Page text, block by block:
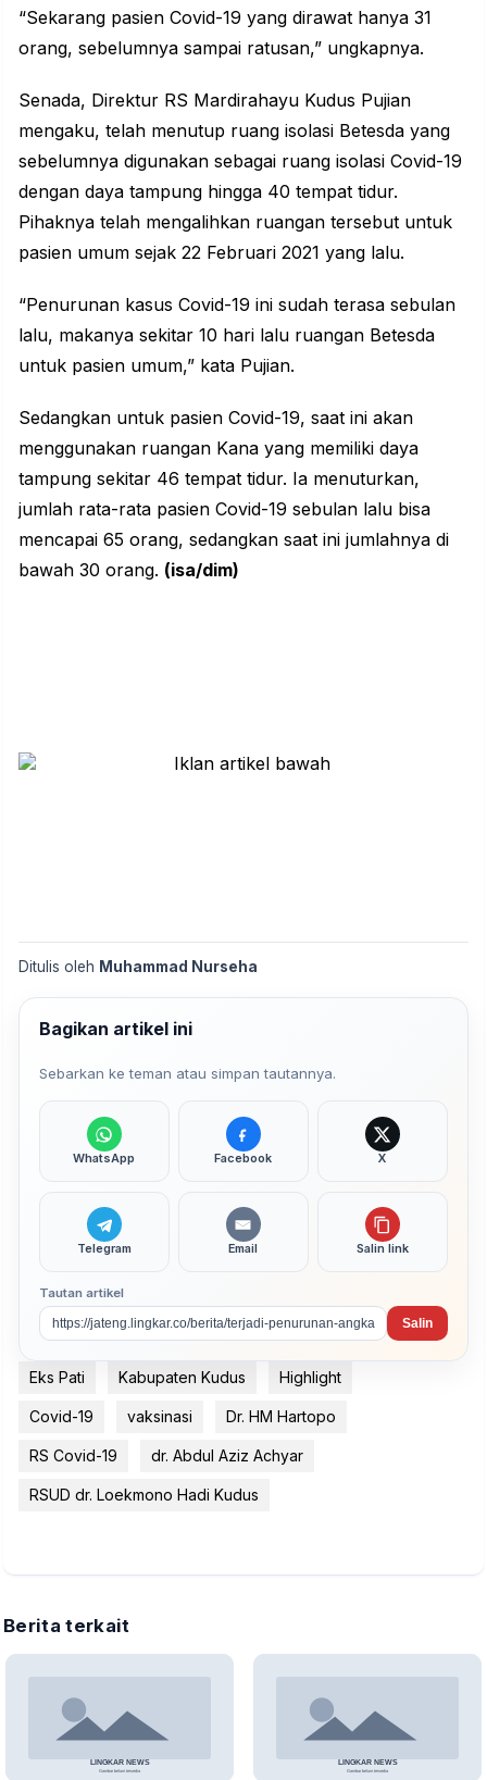
“‎Sekarang pasien Covid-19 yang dirawat hanya 31
orang, sebelumnya sampai ratusan,” ungkapnya.
Senada, Direktur RS Mardirahayu Kudus Pujian
mengaku, telah menutup ruang isolasi Betesda yang
sebelumnya digunakan sebagai ruang isolasi Covid-19
dengan daya tampung hingga 40 tempat tidur.
Pihaknya telah mengalihkan ruangan tersebut untuk
pasien umum sejak 22 Februari 2021 yang lalu.
“Penurunan kasus Covid-19 ini sudah terasa sebulan
lalu, makanya sekitar 10 hari lalu ‎ruangan Betesda
untuk pasien umum,” kata Pujian.
Sedangkan untuk pasien Covid-19, saat ini akan
menggunakan ruangan Kana yang memiliki daya
tampung sekitar 46 tempat tidur. Ia menuturkan,
jumlah rata-rata pasien Covid-19 sebulan lalu bisa
mencapai 65 ‎orang, sedangkan saat ini jumlahnya di
bawah 30 orang. (isa/dim)
Ditulis oleh Muhammad Nurseha
Bagikan artikel ini
Sebarkan ke teman atau simpan tautannya.
WhatsApp Facebook X
Telegram Email Salin link
Tautan artikel
Salin
Eks Pati Kabupaten Kudus Highlight
Covid-19 vaksinasi Dr. HM Hartopo
RS Covid-19 dr. Abdul Aziz Achyar
RSUD dr. Loekmono Hadi Kudus
Berita terkait